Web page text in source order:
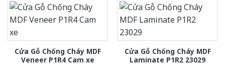
Cửa Gỗ Chống Cháy MDF
Veneer P1R4 Cam xe
Cửa Gỗ Chống Cháy MDF
Laminate P1R2 23029